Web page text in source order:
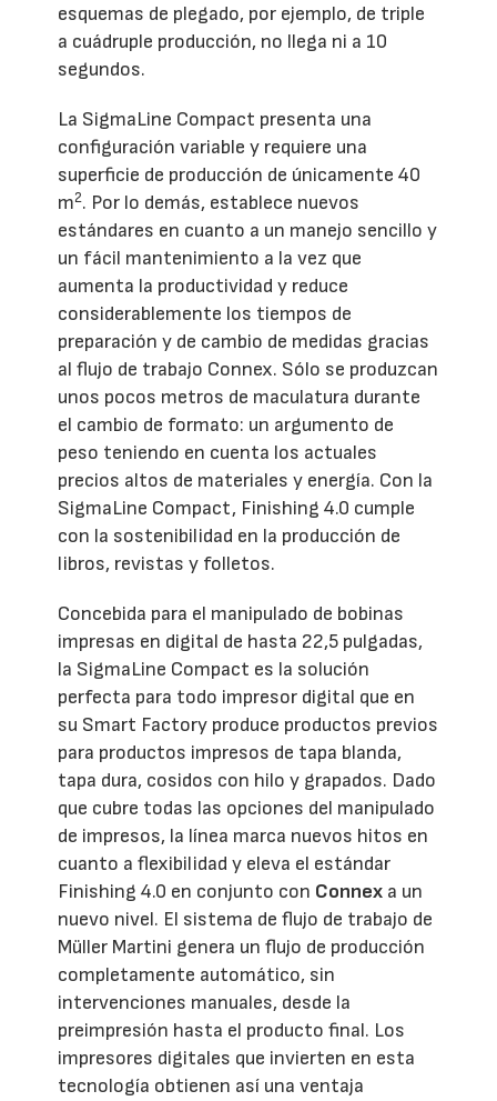
esquemas de plegado, por ejemplo, de triple
a cuádruple producción, no llega ni a 10
segundos.
La SigmaLine Compact presenta una
configuración variable y requiere una
superficie de producción de únicamente 40
m2. Por lo demás, establece nuevos
estándares en cuanto a un manejo sencillo y
un fácil mantenimiento a la vez que
aumenta la productividad y reduce
considerablemente los tiempos de
preparación y de cambio de medidas gracias
al flujo de trabajo Connex. Sólo se produzcan
unos pocos metros de maculatura durante
el cambio de formato: un argumento de
peso teniendo en cuenta los actuales
precios altos de materiales y energía. Con la
SigmaLine Compact, Finishing 4.0 cumple
con la sostenibilidad en la producción de
libros, revistas y folletos.
Concebida para el manipulado de bobinas
impresas en digital de hasta 22,5 pulgadas,
la SigmaLine Compact es la solución
perfecta para todo impresor digital que en
su Smart Factory produce productos previos
para productos impresos de tapa blanda,
tapa dura, cosidos con hilo y grapados. Dado
que cubre todas las opciones del manipulado
de impresos, la línea marca nuevos hitos en
cuanto a flexibilidad y eleva el estándar
Finishing 4.0 en conjunto con Connex a un
nuevo nivel. El sistema de flujo de trabajo de
Müller Martini genera un flujo de producción
completamente automático, sin
intervenciones manuales, desde la
preimpresión hasta el producto final. Los
impresores digitales que invierten en esta
tecnología obtienen así una ventaja